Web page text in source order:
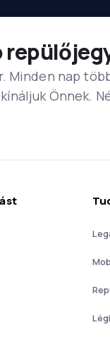
Minden nap
Önnek.